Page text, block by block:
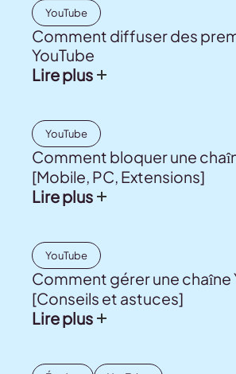
YouTube
Comment diffuser des
YouTube
Lire plus
YouTube
Comment bloquer une
[Mobile, PC, Extensions]
Lire plus
YouTube
Comment gérer une chaîne
[Conseils et astuces]
Lire plus